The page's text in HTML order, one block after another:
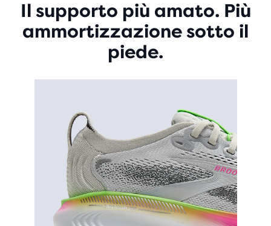
Il supporto più amato. Più
ammortizzazione sotto il
piede.